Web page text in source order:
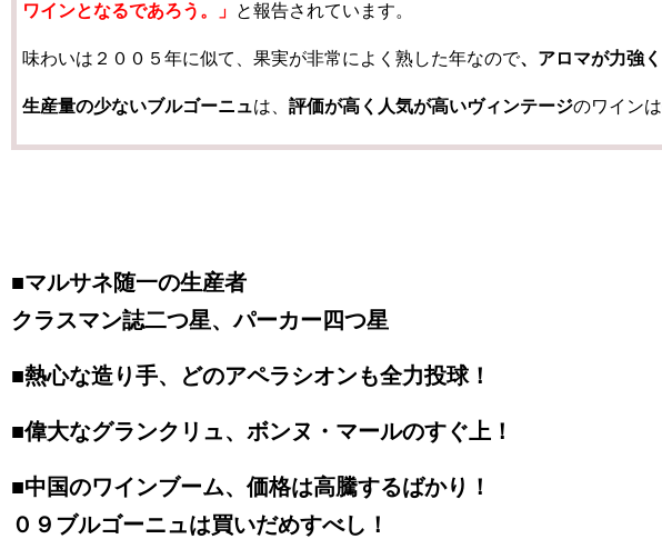
ワインとなるであろう。」 と報告されています。
味わいは２００５年に似て、果実が非常によく熟した年なので、アロマが力強
生産量の少ないブルゴーニュは、 評価が高く人気が高いヴィンテージのワイン
■マルサネ随一の生産者
クラスマン誌二つ星、パーカー四つ星
■熱心な造り手、どのアペラシオンも全力投球！
■偉大なグランクリュ、ボンヌ・マールのすぐ上！
■中国のワインブーム、価格は高騰するばかり！
０９ブルゴーニュは買いだめすべし！